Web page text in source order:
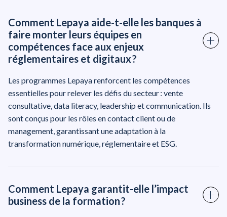
Comment Lepaya aide-t-elle les banques à
faire monter leurs équipes en
compétences face aux enjeux
réglementaires et digitaux ?
Les programmes Lepaya renforcent les compétences
essentielles pour relever les défis du secteur : vente
consultative, data literacy, leadership et communication. Ils
sont conçus pour les rôles en contact client ou de
management, garantissant une adaptation à la
transformation numérique, réglementaire et ESG.
Comment Lepaya garantit-elle l’impact
business de la formation ?